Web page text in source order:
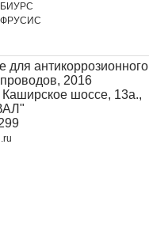
ФРУСИС
для антикоррозионного
2016
шоссе, 13а.,